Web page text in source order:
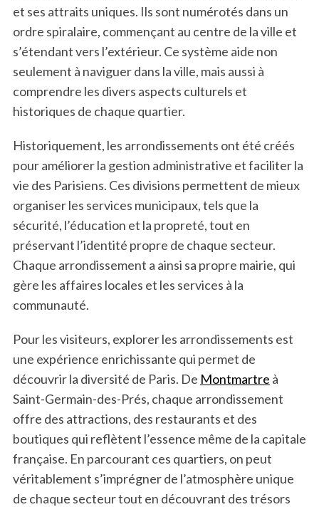
et ses attraits uniques. Ils sont numérotés dans un
ordre spiralaire, commençant au centre de la ville et
s’étendant vers l’extérieur. Ce système aide non
seulement à naviguer dans la ville, mais aussi à
comprendre les divers aspects culturels et
historiques de chaque quartier.
Historiquement, les arrondissements ont été créés
pour améliorer la gestion administrative et faciliter la
vie des Parisiens. Ces divisions permettent de mieux
organiser les services municipaux, tels que la
sécurité, l’éducation et la propreté, tout en
préservant l’identité propre de chaque secteur.
Chaque arrondissement a ainsi sa propre mairie, qui
gère les affaires locales et les services à la
communauté.
Pour les visiteurs, explorer les arrondissements est
une expérience enrichissante qui permet de
découvrir la diversité de Paris. De Montmartre à
Saint-Germain-des-Prés, chaque arrondissement
offre des attractions, des restaurants et des
boutiques qui reflètent l’essence même de la capitale
française. En parcourant ces quartiers, on peut
véritablement s’imprégner de l’atmosphère unique
de chaque secteur tout en découvrant des trésors